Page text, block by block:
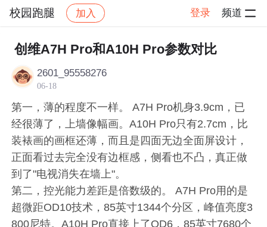
校园跑腿 加入 登录 频道
社区 校园跑腿 社区活动 帖子详情
创维A7H Pro和A10H Pro参数对比
2601_95558276
06-18
第一，薄的程度不一样。 A7H Pro机身3.9cm，已
经很薄了，上墙像幅画。A10H Pro只有2.7cm，比
装裱画的画框还薄，而且是四面无边全面屏设计，
正面看过去完全没有边框感，侧看也不凸，真正做
到了"电视消失在墙上"。
第二，控光能力差距是倍数级的。 A7H Pro用的是
超微距OD10技术，85英寸1344个分区，峰值亮度3
800尼特。A10H Pro直接上了OD6，85英寸7680个